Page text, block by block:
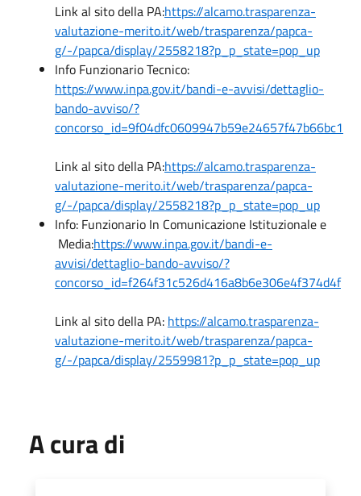
Link al sito della PA:https://alcamo.trasparenza-
valutazione-merito.it/web/trasparenza/papca-
g/-/papca/display/2558218?p_p_state=pop_up
Info Funzionario Tecnico:
https://www.inpa.gov.it/bandi-e-avvisi/dettaglio-
bando-avviso/?
concorso_id=9f04dfc0609947b59e24657f47b66bc1
Link al sito della PA:https://alcamo.trasparenza-
valutazione-merito.it/web/trasparenza/papca-
g/-/papca/display/2558218?p_p_state=pop_up
Info: Funzionario In Comunicazione Istituzionale e
Media:https://www.inpa.gov.it/bandi-e-
avvisi/dettaglio-bando-avviso/?
concorso_id=f264f31c526d416a8b6e306e4f374d4f
Link al sito della PA: https://alcamo.trasparenza-
valutazione-merito.it/web/trasparenza/papca-
g/-/papca/display/2559981?p_p_state=pop_up
A cura di